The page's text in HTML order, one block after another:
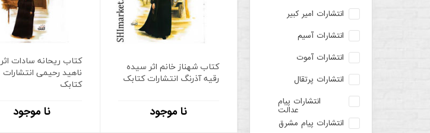
انتشارات امیر کبیر
انتشارات آسیم
انتشارات آموت
انتشارات پرتقال
انتشارات پیام
عدالت
انتشارات پیام مشرق
کتاب شهناز خانم اثر سیده
رقیه آذرنگ انتشارات کتابک
نا موجود
کتاب ریحانه سادات اثر
ناهید رحیمی انتشارات
کتابک
نا موجود